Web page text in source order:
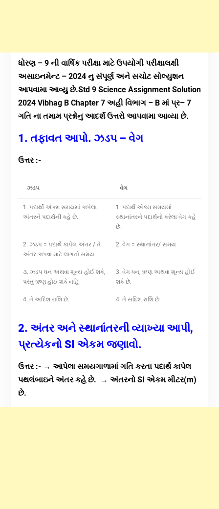
ધોરણ – 9 ની વાર્ષિક પરીક્ષા માટે ઉપયોગી પરીક્ષાલક્ષી
અસાઇનમેન્ટ – 2024 નુ સંપૂર્ણ અને સચોટ સોલ્યુશન
આપવામા આવ્યુ છે.Std 9 Science Assignment Solution
2024 Vibhag B Chapter 7 અહી વિભાગ – B માં પ્ર– 7
ગતિ ના તમામ પ્રશ્નોનુ આદર્શ ઉત્તરો આપવામા આવ્યા છે.
1. તફાવત આપો. ઝડપ – વેગ
ઉત્તર :-
ઝડપ વેગ
1. પદાર્થો એકમ સમયમાં કાપેલા
અંતરને પદાર્થની કહે છે.
1. પદાર્થ એકમ સમયમાં
સ્થાનાંતરને પદાર્થનો કરેલા વેગ કહે
છે.
2. ઝડપ = પદાર્થે કાપેલ અંતર / તે
અંતર કાપવા માટે લાગતો સમય
2. વેગ = સ્થાનાંતર/ સમય
૩. ઝડપ ધન અથવા શૂન્ય હોઈ શકે,
પરંતુ ઋણ હોઈ શકે નહિ.
3. વેગ ધન, ઋણ અથવા શૂન્ય હોઈ
શકે છે.
4. તે અદિશ રાશિ છે. 4. તે સદિશ રાશિ છે.
2. અંતર અને સ્થાનાંતરની વ્યાખ્યા આપી,
પ્રત્યેકનો SI એકમ જણાવો.
ઉત્તર :- → આપેલા સમયગાળામાં ગતિ કરતા પદાર્થે કાપેલ
પથલંબાઇને અંતર કહે છે. → અંતરનો SI એકમ મીટર(m)
છે.